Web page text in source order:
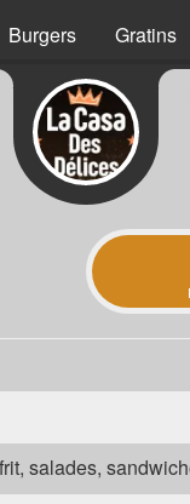
Burgers Gratins
salades,